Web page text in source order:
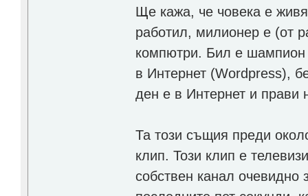
Ще кажа, че човека е
работил, милионер е (от
компютри. Бил е шампион
в Интернет (Wordpress),
ден е в Интернет и прави
Та този същия преди
клип. Този клип е
собствен канал